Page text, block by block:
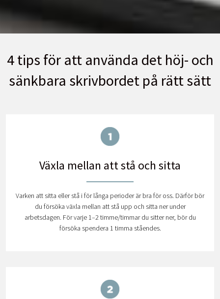
4 tips för att använda det höj- och
sänkbara skrivbordet på rätt sätt
Växla mellan att stå och sitta
Varken att sitta eller stå i för långa perioder är bra för oss. Därför bör
du försöka växla mellan att stå upp och sitta ner under
arbetsdagen. För varje 1–2 timme/timmar du sitter ner, bör du
försöka spendera 1 timma ståendes.